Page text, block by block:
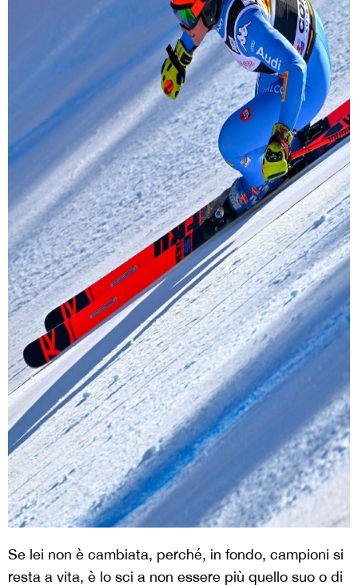
Se lei non è cambiata, perché, in fondo, campioni si
resta a vita, è lo sci a non essere più quello suo o di